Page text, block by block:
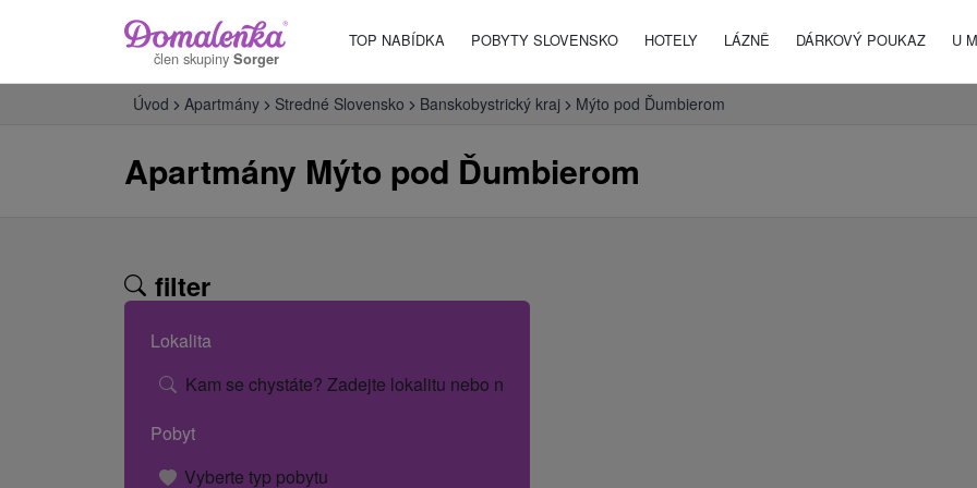
člen skupiny Sorger
TOP NABÍDKA POBYTY SLOVENSKO HOTELY LÁZNĚ DÁRKOVÝ POUKAZ U
Úvod Apartmány Stredné Slovensko Banskobystrický kraj Mýto pod Ďumbierom
Apartmány Mýto pod Ďumbierom
filter
Lokalita
Kam se chystáte? Zadejte lokalitu nebo název hotelu.
Pobyt
Vyberte typ pobytu